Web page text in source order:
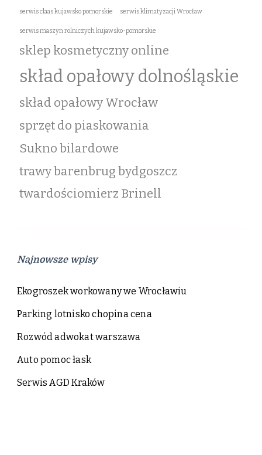
serwis claas kujawsko pomorskie serwis klimatyzacji Wrocław
serwis maszyn rolniczych kujawsko-pomorskie
sklep kosmetyczny online
skład opałowy dolnośląskie
skład opałowy Wrocław
sprzęt do piaskowania
Sukno bilardowe
trawy barenbrug bydgoszcz
twardościomierz Brinell
Najnowsze wpisy
Ekogroszek workowany we Wrocławiu
Parking lotnisko chopina cena
Rozwód adwokat warszawa
Auto pomoc łask
Serwis AGD Kraków